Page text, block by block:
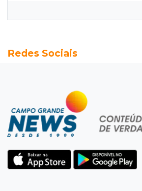
Pantanal treina em Goiânia
Campeonato Brasileiro
Remo busca empate com
na zona de rebaixamento
Defesa diz que preso suspeito
só emprestou casa a conhecido
Redes Sociais